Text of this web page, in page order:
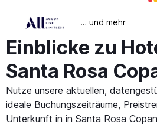
… und mehr
Einblicke zu
Santa Rosa
Nutze unsere aktuellen,
ideale Buchungszeiträume,
Unterkunft in in Santa Rosa